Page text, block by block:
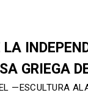
LA
GRIEGA
—ESCULTURA